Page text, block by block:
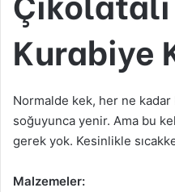
Kurabiye
Normalde kek, her ne
soğuyunca yenir. Ama bu
gerek yok. Kesinlikle
Malzemeler: